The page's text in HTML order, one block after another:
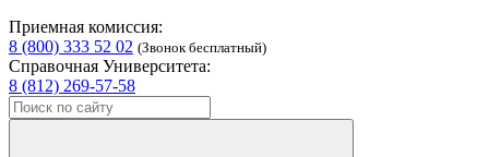
Приемная комиссия:
8 (800) 333 52 02 (Звонок бесплатный)
Справочная Университета:
8 (812) 269-57-58